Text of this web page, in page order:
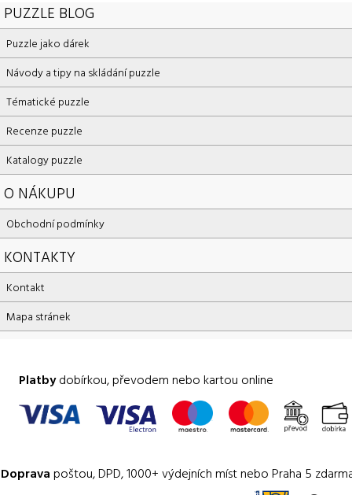
PUZZLE BLOG
Puzzle jako dárek
Návody a tipy na skládání puzzle
Tématické puzzle
Recenze puzzle
Katalogy puzzle
O NÁKUPU
Obchodní podmínky
KONTAKTY
Kontakt
Mapa stránek
Platbydobírkou, převodem nebo kartou online
Doprava poštou, DPD, 1000+ výdejních míst nebo Praha 5